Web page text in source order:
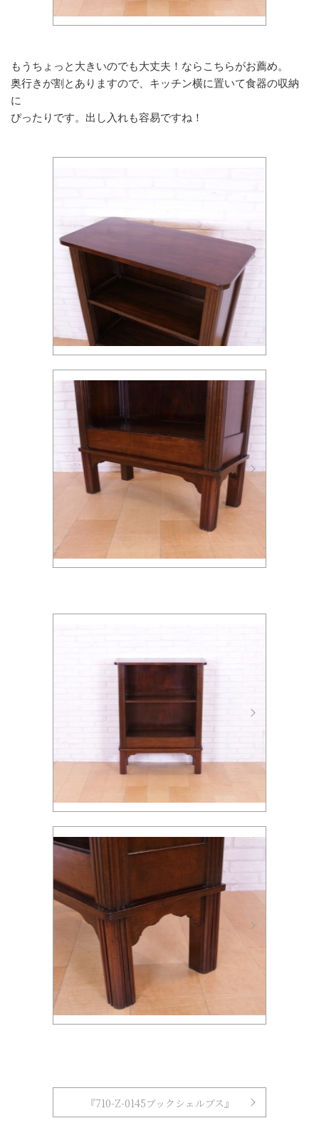
もうちょっと大きいのでも大丈夫！ならこちらがお薦め。
奥行きが割とありますので、キッチン横に置いて食器の収納
に
ぴったりです。出し入れも容易ですね！
『710-Z-0145ブックシェルブス』